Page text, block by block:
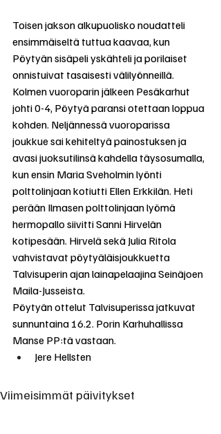
Toisen jakson alkupuolisko noudatteli
ensimmäiseltä tuttua kaavaa, kun
Pöytyän sisäpeli yskähteli ja porilaiset
onnistuivat tasaisesti välilyönneillä.
Kolmen vuoroparin jälkeen Pesäkarhut
johti 0-4, Pöytyä paransi otettaan loppua
kohden. Neljännessä vuoroparissa
joukkue sai kehiteltyä painostuksen ja
avasi juoksutilinsä kahdella täysosumalla,
kun ensin Maria Sveholmin lyönti
polttolinjaan kotiutti Ellen Erkkilän. Heti
perään Ilmasen polttolinjaan lyömä
hermopallo siivitti Sanni Hirvelän
kotipesään. Hirvelä sekä Julia Ritola
vahvistavat pöytyäläisjoukkuetta
Talvisuperin ajan lainapelaajina Seinäjoen
Maila-Jusseista.
Pöytyän ottelut Talvisuperissa jatkuvat
sunnuntaina 16.2. Porin Karhuhallissa
Manse PP:tä vastaan.
Jere Hellsten
Viimeisimmät päivitykset